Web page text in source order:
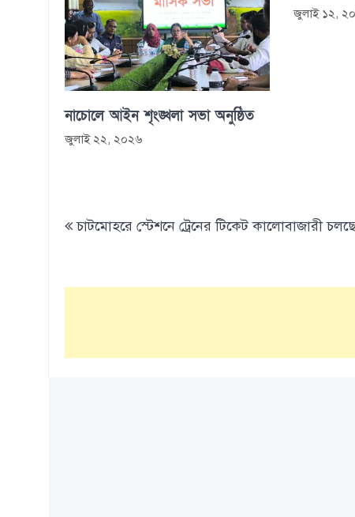
নাচোলে আইন শৃংঙ্খলা সভা অনুষ্ঠিত
জুলাই ২২, ২০২৬
জুলাই ১২,
Post
navigation
চাটমোহরে স্টেশনে ট্রেনের টিকেট কালোবাজারী চলছে